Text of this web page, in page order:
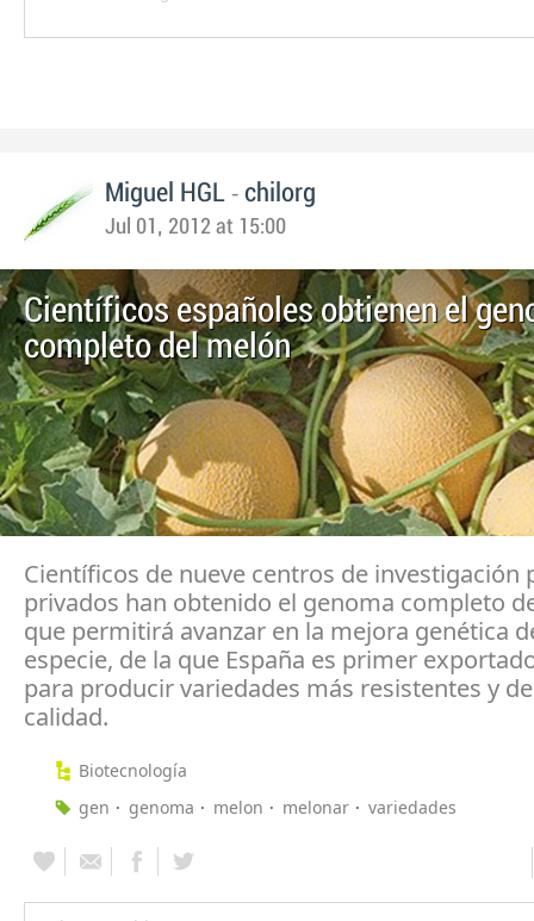
Miguel HGL - chilorg
Jul 01, 2012 at 15:00
Científicos españoles obtienen el
completo del melón
Científicos de nueve centros de investigación
privados han obtenido el genoma completo
que permitirá avanzar en la mejora genética
especie, de la que España es primer
para producir variedades más resistentes y
calidad.
Biotecnología
gen
genoma melon melonar variedades